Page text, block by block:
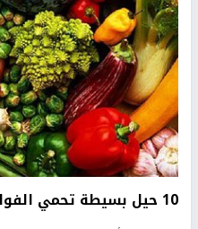
10 حيل بسيطة تحمي الفواكه والخضراوات من التلف